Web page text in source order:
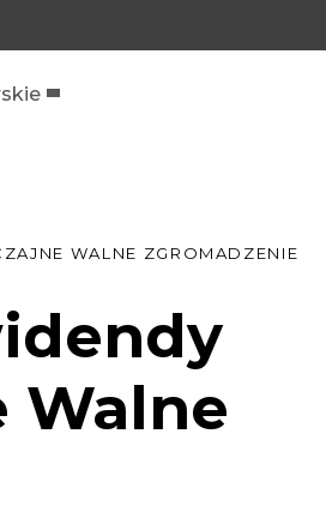
WALNE ZGROMADZENIE
Walne